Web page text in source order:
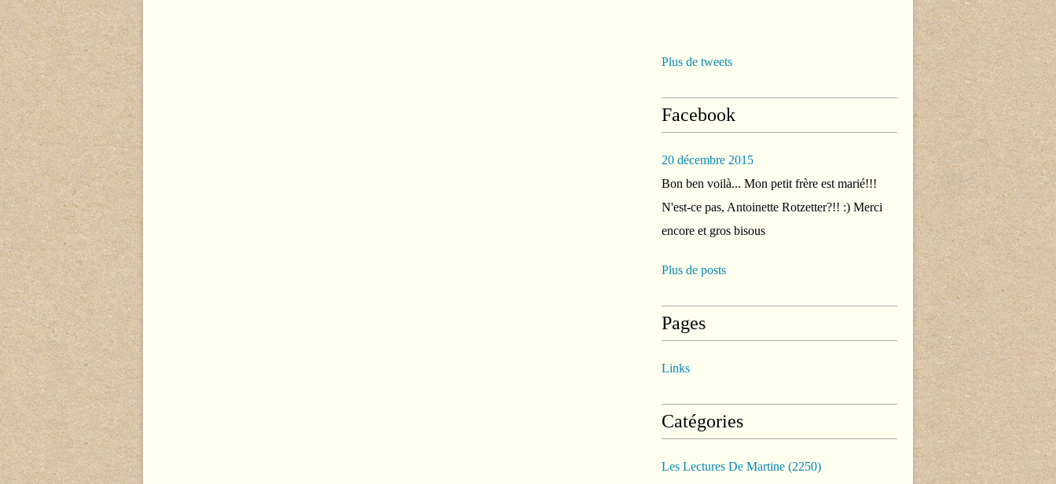
Plus de tweets
Facebook
20 décembre 2015
Bon ben voilà... Mon petit frère est marié!!!
N'est-ce pas, Antoinette Rotzetter?!! :) Merci
encore et gros bisous
Plus de posts
Pages
Links
Catégories
Les Lectures De Martine (2250)